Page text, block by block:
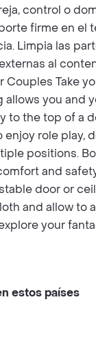
control o
firme en
Limpia las
al
Take
you
the top of
role
positions.
and
door or
and allow to
your
estos países